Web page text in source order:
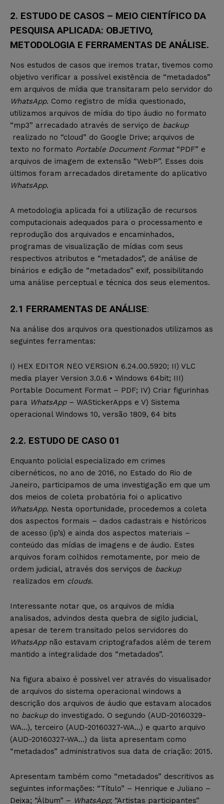
2. ESTUDO DE CASOS – MEIO CIENTÍFICO DA
PESQUISA APLICADA: OBJETIVO,
METODOLOGIA E FERRAMENTAS DE ANÁLISE.
Nos estudos de casos que iremos tratar, tivemos como
objetivo verificar a possível existência de “metadados”
em arquivos de mídia que transitaram pelo servidor do
WhatsApp. Como registro de mídia questionado,
utilizamos arquivos de mídia do tipo áudio no formato
“mp3” arrecadado através de serviço de backup
realizado no “cloud” do Google Drive; arquivos de
texto no formato Portable Document Format“PDF” e
arquivos de imagem de extensão “WebP”. Esses dois
últimos foram arrecadados diretamente do aplicativo
WhatsApp.
A metodologia aplicada foi a utilização de recursos
computacionais adequados para o processamento e
reprodução dos arquivados e encaminhados,
programas de visualização de mídias com seus
respectivos atributos e “metadados”, de análise de
binários e edição de “metadados” exif, possibilitando
uma análise perceptual e técnica dos seus elementos.
2.1 FERRAMENTAS DE ANÁLISE:
Na análise dos arquivos ora questionados utilizamos as
seguintes ferramentas:
I) HEX EDITOR NEO VERSION 6.24.00.5920; II) VLC
media player Version 3.0.6 • Windows 64bit; III)
Portable Document Format – PDF; IV) Criar figurinhas
para WhatsApp– WAStickerApps e V) Sistema
operacional Windows 10, versão 1809, 64 bits
2.2. ESTUDO DE CASO 01
Enquanto policial especializado em crimes
cibernéticos, no ano de 2016, no Estado do Rio de
Janeiro, participamos de uma investigação em que um
dos meios de coleta probatória foi o aplicativo
WhatsApp. Nesta oportunidade, procedemos a coleta
dos aspectos formais – dados cadastrais e históricos
de acesso (ip’s) e ainda dos aspectos materiais –
conteúdo das mídias de imagens e de áudio. Estes
arquivos foram colhidos remotamente, por meio de
ordem judicial, através dos serviços de backup
realizados em clouds.
Interessante notar que, os arquivos de mídia
analisados, advindos desta quebra de sigilo judicial,
apesar de terem transitado pelos servidores do
WhatsAppnão estavam criptografados além de terem
mantido a integralidade dos “metadados”.
Na figura abaixo é possivel ver através do visualisador
de arquivos do sistema operacional windows a
descrição dos arquivos de áudio que estavam alocados
no backupdo investigado. O segundo (AUD-20160329-
WA…), terceiro (AUD-20160327-WA…) e quarto arquivo
(AUD-20160327-WA…) da lista apresentam como
“metadados” administrativos sua data de criação: 2015.
Apresentam também como “metadados” descritivos as
seguintes informações: “Título” – Henrique e Juliano –
Deixa; “Álbum” – WhatsApp; “Artistas participantes”